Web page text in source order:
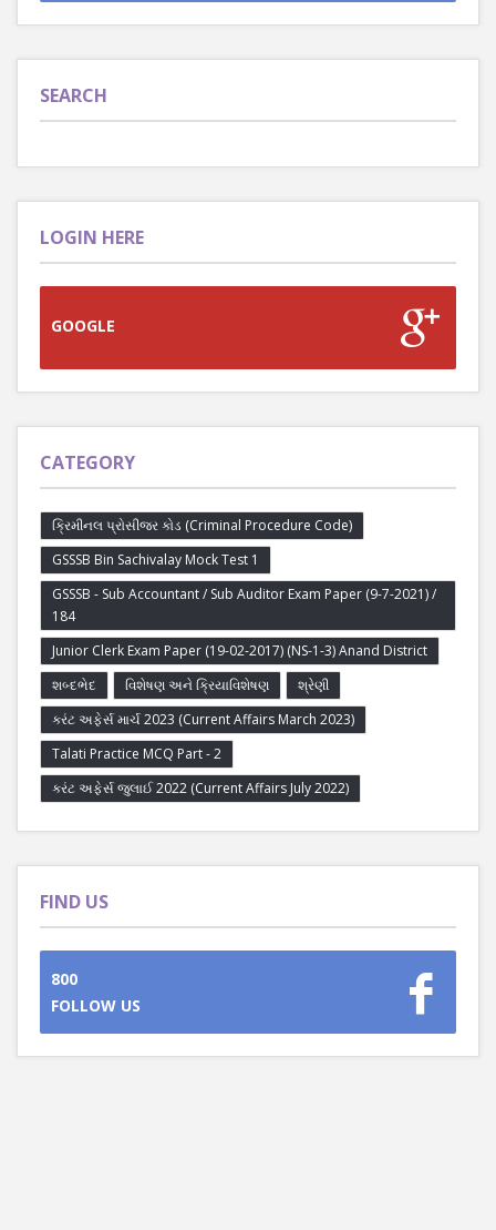
SEARCH
LOGIN HERE
GOOGLE
CATEGORY
ક્રિમીનલ પ્રોસીજર કોડ (Criminal Procedure Code)
GSSSB Bin Sachivalay Mock Test 1
GSSSB - Sub Accountant / Sub Auditor Exam Paper (9-7-2021) /
184
Junior Clerk Exam Paper (19-02-2017) (NS-1-3) Anand District
શબ્દભેદ
વિશેષણ અને ક્રિયાવિશેષણ
શ્રેણી
કરંટ અફેર્સ માર્ચ 2023 (Current Affairs March 2023)
Talati Practice MCQ Part - 2
કરંટ અફેર્સ જુલાઈ 2022 (Current Affairs July 2022)
FIND US
800
FOLLOW US